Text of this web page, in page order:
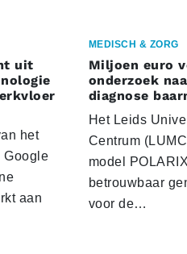
uit
het
Google
aan
MEDISCH & ZORG
Miljoen euro
onderzoek
diagnose
Het Leids
Centrum
model
betrouwbaar
voor de…